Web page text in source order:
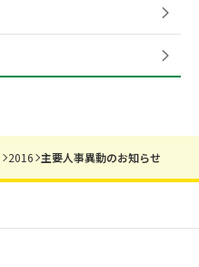
2016 主要人事異動のお知らせ